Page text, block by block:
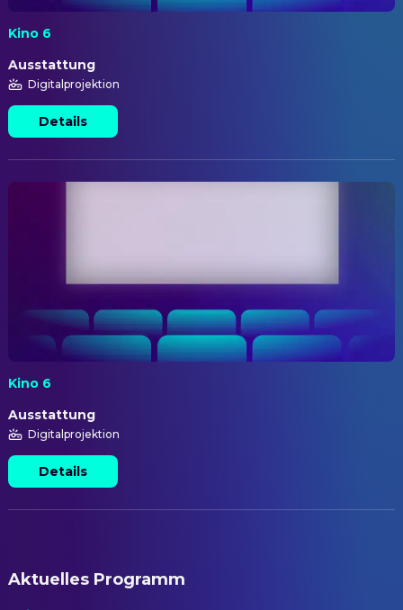
Kino 6
Ausstattung
Digitalprojektion
Details
Kino 6
Ausstattung
Digitalprojektion
Details
Aktuelles Programm